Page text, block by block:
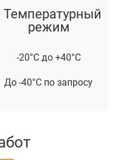
Температурный
режим
-20°С до +40°С
До -40°С по запросу